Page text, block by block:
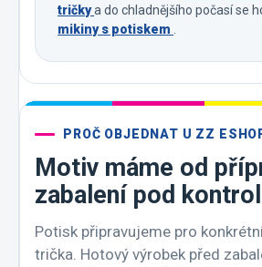
tričkya do chladnějšího počasí se
mikiny s potiskem .
PROČ OBJEDNAT U ZZ
Motiv máme od
zabalení pod
Potisk připravujeme pro
trička. Hotový výrobek před